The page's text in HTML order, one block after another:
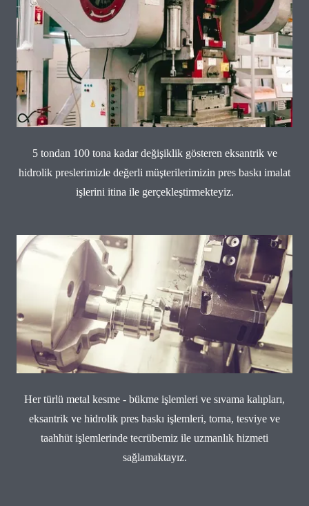
5 tondan 100 tona kadar değişiklik gösteren eksantrik ve
hidrolik preslerimizle değerli müşterilerimizin pres baskı imalat
işlerini itina ile gerçekleştirmekteyiz.
Her türlü metal kesme - bükme işlemleri ve sıvama kalıpları,
eksantrik ve hidrolik pres baskı işlemleri, torna, tesviye ve
taahhüt işlemlerinde tecrübemiz ile uzmanlık hizmeti
sağlamaktayız.